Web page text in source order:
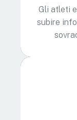
Gli atleti
subire